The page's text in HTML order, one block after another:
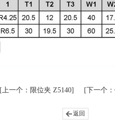
[上一个：限位夹 Z5140] [下一个
返回